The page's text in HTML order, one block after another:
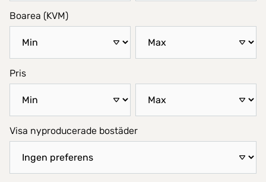
Boarea (KVM)
Pris
Visa nyproducerade bostäder